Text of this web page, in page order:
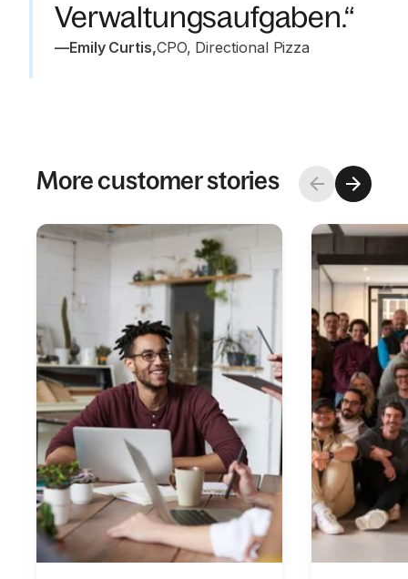
Verwaltungsaufgaben.“
—Emily Curtis,CPO, Directional Pizza
More customer stories